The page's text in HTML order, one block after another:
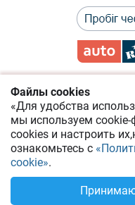
Политика приватности
Соглашение о
Помощь по сайту
© 2014-2026 RIA.com
Файлы cookies
«Для удобства
мы используем
cookies и настроить их,
ознакомьтесь с
cookie».